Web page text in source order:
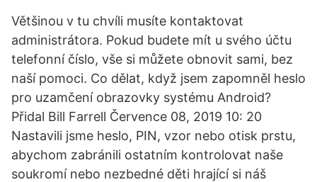
Většinou v tu chvíli musíte kontaktovat
administrátora. Pokud budete mít u svého účtu
telefonní číslo, vše si můžete obnovit sami, bez
naší pomoci. Co dělat, když jsem zapomněl heslo
pro uzamčení obrazovky systému Android?
Přidal Bill Farrell Července 08, 2019 10: 20
Nastavili jsme heslo, PIN, vzor nebo otisk prstu,
abychom zabránili ostatním kontrolovat naše
soukromí nebo nezbedné děti hrající si náš